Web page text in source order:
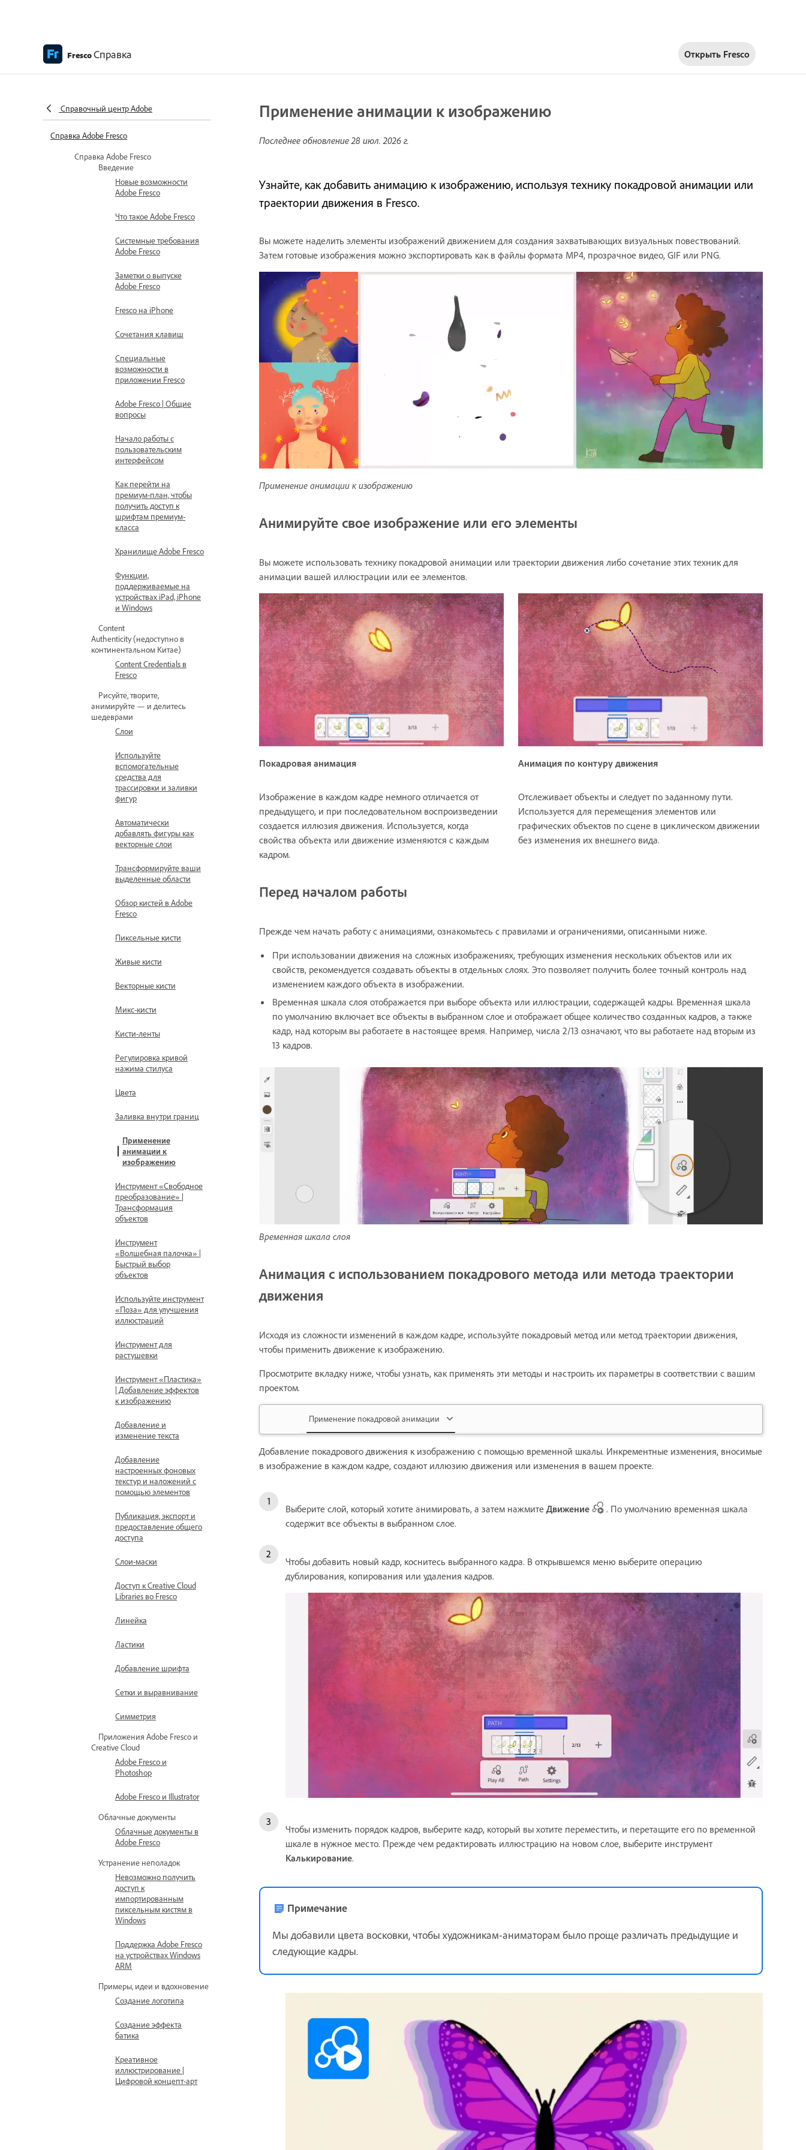
FrescoСправка Открыть Fresco
Справочный центр Adobe
Справка Adobe Fresco
Справка Adobe Fresco
Введение
Новые возможности
Adobe Fresco
Что такое Adobe Fresco
Системные требования
Adobe Fresco
Заметки о выпуске
Adobe Fresco
Fresco на iPhone
Сочетания клавиш
Специальные
возможности в
приложении Fresco
Adobe Fresco | Общие
вопросы
Начало работы с
пользовательским
интерфейсом
Как перейти на
премиум-план, чтобы
получить доступ к
шрифтам премиум-
класса
Хранилище Adobe Fresco
Функции,
поддерживаемые на
устройствах iPad, iPhone
и Windows
Content
Authenticity (недоступно в
континентальном Китае)
Content Credentials в
Fresco
Рисуйте, творите,
анимируйте — и делитесь
шедеврами
Слои
Используйте
вспомогательные
средства для
трассировки и заливки
фигур
Автоматически
добавлять фигуры как
векторные слои
Трансформируйте ваши
выделенные области
Обзор кистей в Adobe
Fresco
Пиксельные кисти
Живые кисти
Векторные кисти
Микс-кисти
Кисти-ленты
Регулировка кривой
нажима стилуса
Цвета
Заливка внутри границ
Применение
анимации к
изображению
Инструмент «Свободное
преобразование» |
Трансформация
объектов
Инструмент
«Волшебная палочка» |
Быстрый выбор
объектов
Используйте инструмент
«Поза» для улучшения
иллюстраций
Инструмент для
растушевки
Инструмент «Пластика»
| Добавление эффектов
к изображению
Добавление и
изменение текста
Добавление
настроенных фоновых
текстур и наложений с
помощью элементов
Публикация, экспорт и
предоставление общего
доступа
Слои-маски
Доступ к Creative Cloud
Libraries во Fresco
Линейка
Ластики
Добавление шрифта
Сетки и выравнивание
Симметрия
Приложения Adobe Fresco и
Creative Cloud
Adobe Fresco и
Photoshop
Adobe Fresco и Illustrator
Облачные документы
Облачные документы в
Adobe Fresco
Устранение неполадок
Невозможно получить
доступ к
импортированным
пиксельным кистям в
Windows
Поддержка Adobe Fresco
на устройствах Windows
ARM
Примеры, идеи и вдохновение
Создание логотипа
Создание эффекта
батика
Креативное
иллюстрирование |
Цифровой концепт-арт
Применение анимации к изображению
Последнее обновление28 июл. 2026 г.
Узнайте, как добавить анимацию к изображению, используя технику покадровой анимации или
траектории движения в Fresco.
Вы можете наделить элементы изображений движением для создания захватывающих визуальных повествований.
Затем готовые изображения можно экспортировать как в файлы формата MP4, прозрачное видео, GIF или PNG.
Применение анимации к изображению
Анимируйте свое изображение или его элементы
Вы можете использовать технику покадровой анимации или траектории движения либо сочетание этих техник для
анимации вашей иллюстрации или ее элементов.
Покадровая анимация
Изображение в каждом кадре немного отличается от
предыдущего, и при последовательном воспроизведении
создается иллюзия движения. Используется, когда
свойства объекта или движение изменяются с каждым
кадром.
Анимация по контуру движения
Отслеживает объекты и следует по заданному пути.
Используется для перемещения элементов или
графических объектов по сцене в циклическом движении
без изменения их внешнего вида.
Перед началом работы
Прежде чем начать работу с анимациями, ознакомьтесь с правилами и ограничениями, описанными ниже.
При использовании движения на сложных изображениях, требующих изменения нескольких объектов или их
свойств, рекомендуется создавать объекты в отдельных слоях. Это позволяет получить более точный контроль над
изменением каждого объекта в изображении.
Временная шкала слоя отображается при выборе объекта или иллюстрации, содержащей кадры. Временная шкала
по умолчанию включает все объекты в выбранном слое и отображает общее количество созданных кадров, а также
кадр, над которым вы работаете в настоящее время. Например, числа 2/13 означают, что вы работаете над вторым из
13 кадров.
Временная шкала слоя
Анимация с использованием покадрового метода или метода траектории
движения
Исходя из сложности изменений в каждом кадре, используйте покадровый метод или метод траектории движения,
чтобы применить движение к изображению.
Просмотрите вкладку ниже, чтобы узнать, как применять эти методы и настроить их параметры в соответствии с вашим
проектом.
Применение покадровой анимации
Добавление покадрового движения к изображению с помощью временной шкалы. Инкрементные изменения, вносимые
в изображение в каждом кадре, создают иллюзию движения или изменения в вашем проекте.
Выберите слой, который хотите анимировать, а затем нажмитеДвижение
. По умолчанию временная шкала
содержит все объекты в выбранном слое.
Чтобы добавить новый кадр, коснитесь выбранного кадра. В открывшемся меню выберите операцию
дублирования, копирования или удаления кадров.
Чтобы изменить порядок кадров, выберите кадр, который вы хотите переместить, и перетащите его по временной
шкале в нужное место. Прежде чем редактировать иллюстрацию на новом слое, выберите инструмент
Калькирование.
Примечание
Мы добавили цвета восковки, чтобы художникам-аниматорам было проще различать предыдущие и
следующие кадры.